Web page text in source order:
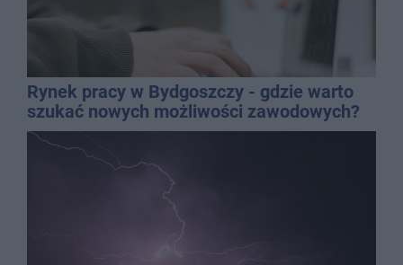
Rynek pracy w Bydgoszczy - gdzie warto
szukać nowych możliwości zawodowych?